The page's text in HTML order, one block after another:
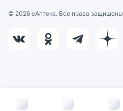
В корзину за
© 2026 eАптека. Все права защищены